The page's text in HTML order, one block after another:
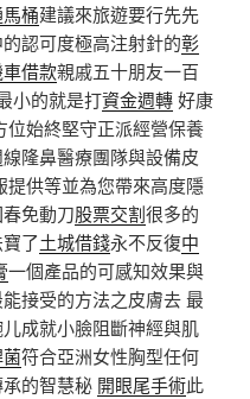
桶建議來旅遊要行先先
認可度極高注射針的彰
借款親戚五十朋友一百
小的就是打資金週轉好康
始終堅守正派經營保養
隆鼻醫療團隊與設備皮
提供等並為您帶來高度隱
免動刀股票交割很多的
了土城借錢永不反復中
一個產品的可感知效果與
接受的方法之皮膚去 最
成就小臉阻斷神經與肌
符合亞洲女性胸型任何
的智慧秘 開眼尾手術此